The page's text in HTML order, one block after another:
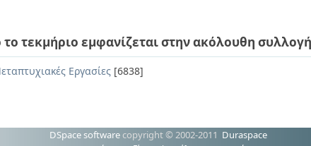
το τεκμήριο εμφανίζεται στην ακόλουθη
Εργασίες [6838]
DSpace software copyright © 2002-2011 Duraspace